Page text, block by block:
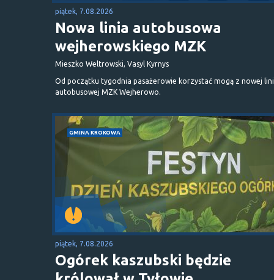
piątek, 7.08.2026
Nowa linia autobusowa
wejherowskiego MZK
Mieszko Weltrowski, Vasyl Kyrnys
Od początku tygodnia pasażerowie korzystać mogą z nowej
autobusowej MZK Wejherowo.
GMINA KROKOWA
piątek, 7.08.2026
Ogórek kaszubski będzie